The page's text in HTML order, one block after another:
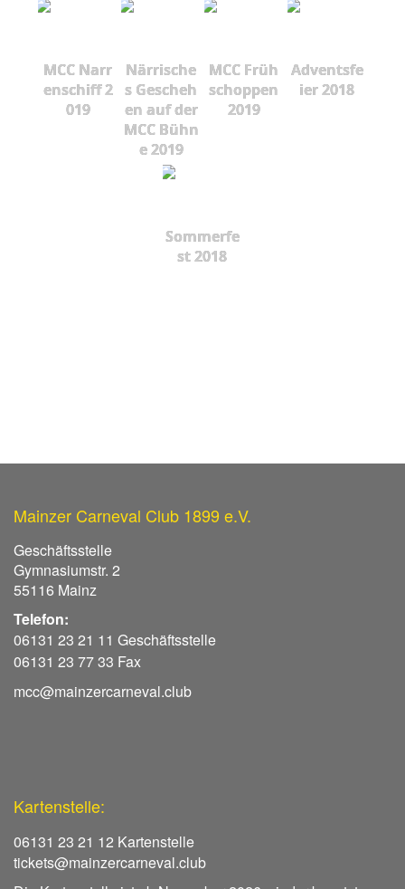
MCC Narr
enschiff 2
019
Närrische
s Gescheh
en auf der
MCC Bühn
e 2019
MCC Früh
schoppen
2019
Adventsfe
ier 2018
Sommerfe
st 2018
Mainzer Carneval Club 1899 e.V.
Geschäftsstelle
Gymnasiumstr. 2
55116 Mainz
Telefon:
06131 23 21 11 Geschäftsstelle
06131 23 77 33 Fax
mcc@mainzercarneval.club
Kartenstelle:
06131 23 21 12 Kartenstelle
tickets@mainzercarneval.club